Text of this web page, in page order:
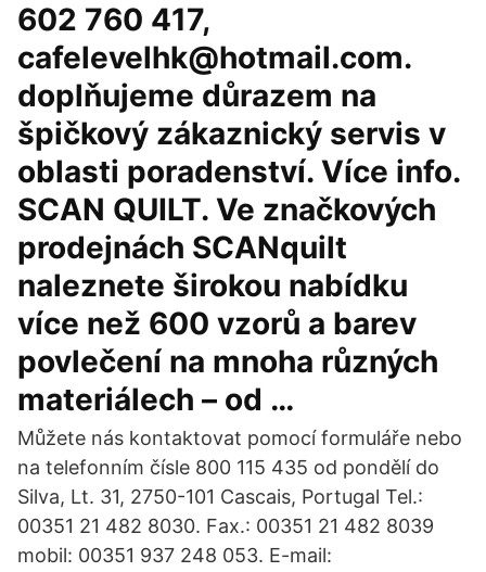
602 760 417,
cafelevelhk@hotmail.com.
doplňujeme důrazem na
špičkový zákaznický servis v
oblasti poradenství. Více info.
SCAN QUILT. Ve značkových
prodejnách SCANquilt
naleznete širokou nabídku
více než 600 vzorů a barev
povlečení na mnoha různých
materiálech – od …
Můžete nás kontaktovat pomocí formuláře nebo
na telefonním čísle 800 115 435 od pondělí do
Silva, Lt. 31, 2750-101 Cascais, Portugal Tel.:
00351 21 482 8030. Fax.: 00351 21 482 8039
mobil: 00351 937 248 053. E-mail: